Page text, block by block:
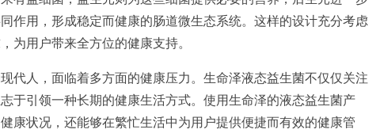
作用，形成稳定而健康的肠道微生态系统。这样的设计充分考虑
为用户带来全方位的健康支持。
代人，面临着多方面的健康压力。生命泽液态益生菌不仅仅关注
于引领一种长期的健康生活方式。使用生命泽的液态益生菌产
康状况，还能够在繁忙生活中为用户提供便捷而有效的健康管